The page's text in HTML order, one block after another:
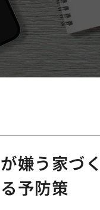
嫌う家づ
予防策